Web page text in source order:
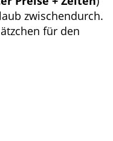
zwischendurch.
für den